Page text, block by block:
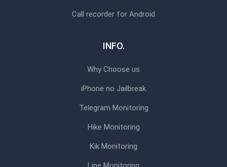
Call recorder for Android
INFO.
Why Choose us
iPhone no Jailbreak
Telegram Monitoring
Hike Monitoring
Kik Monitoring